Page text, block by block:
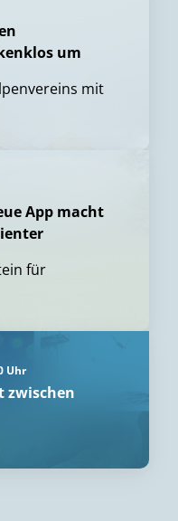
um
mit
App macht
für
Uhr
zwischen